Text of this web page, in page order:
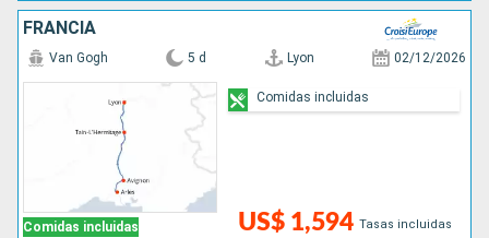
FRANCIA
Comidas incluidas
Van Gogh 5 d Lyon 02/12/2026
US$ 1,594 Tasas incluidas
Comidas incluidas